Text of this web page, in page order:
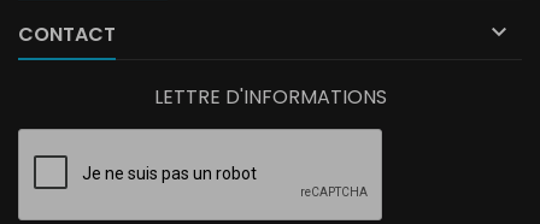
CONTACT 
LETTRE D'INFORMATIONS